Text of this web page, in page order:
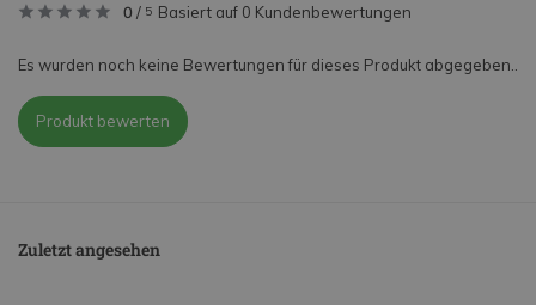
0 / 5 Basiert auf 0 Kundenbewertungen
Es wurden noch keine Bewertungen für dieses Produkt abgegeben..
Produkt bewerten
Zuletzt angesehen